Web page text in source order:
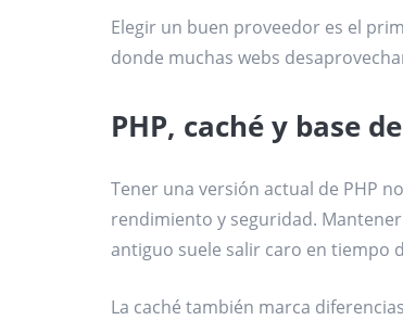
Elegir un buen proveedor es el
donde muchas webs
PHP, caché y base
Tener una versión actual de PHP
rendimiento y seguridad.
antiguo suele salir caro en tiempo
La caché también marca